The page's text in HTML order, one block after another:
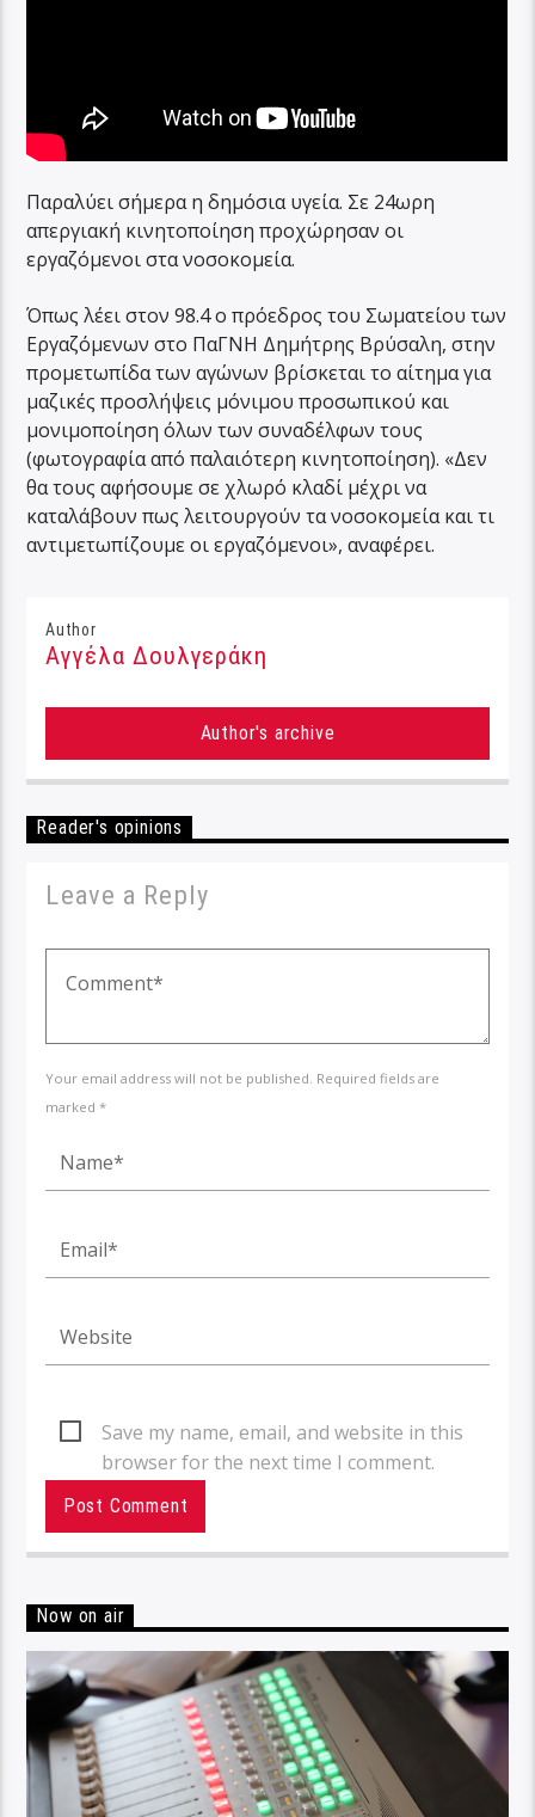
Παραλύει σήμερα η δημόσια υγεία. Σε 24ωρη
απεργιακή κινητοποίηση προχώρησαν οι
εργαζόμενοι στα νοσοκομεία.
Όπως λέει στον 98.4 ο πρόεδρος του Σωματείου των
Εργαζόμενων στο ΠαΓΝΗ Δημήτρης Βρύσαλη, στην
προμετωπίδα των αγώνων βρίσκεται το αίτημα για
μαζικές προσλήψεις μόνιμου προσωπικού και
μονιμοποίηση όλων των συναδέλφων τους
(φωτογραφία από παλαιότερη κινητοποίηση). «Δεν
θα τους αφήσουμε σε χλωρό κλαδί μέχρι να
καταλάβουν πως λειτουργούν τα νοσοκομεία και τι
αντιμετωπίζουμε οι εργαζόμενοι», αναφέρει.
Author
Αγγέλα Δουλγεράκη
Author's archive
Reader's opinions
Leave a Reply
Your email address will not be published. Required fields are
marked *
Save my name, email, and website in this
browser for the next time I comment.
Now on air